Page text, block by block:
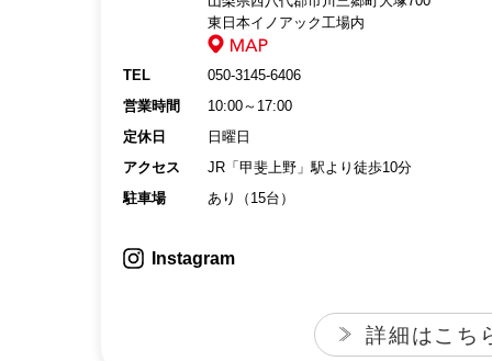
東日本イノアック工場内
TEL
050-3145-6406
営業時間
10:00～17:00
定休日
日曜日
アクセス
JR「甲斐上野」駅より徒歩10分
駐車場
あり（15台）
Instagram
詳細はこち